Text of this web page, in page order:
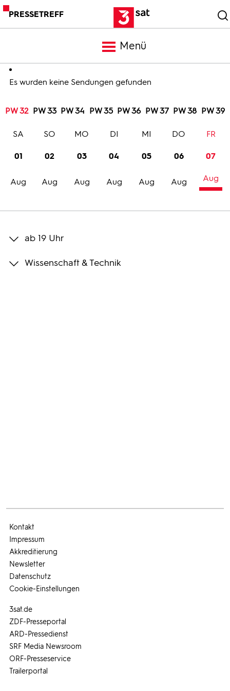
PRESSETREFF
Menü
Meldungen
Programm
Trailer
Bilder
Es wurden keine Sendungen gefunden
PW 32 PW 33 PW 34 PW 35 PW 36 PW 37 PW 38 PW 39
01
Aug
SA
02
Aug
SO
03
Aug
MO
04
Aug
DI
05
Aug
MI
06
Aug
DO
07
Aug
FR
ab 19 Uhr
Wissenschaft & Technik
3sat.de
ZDF-Presseportal
ARD-Pressedienst
SRF Media Newsroom
ORF-Presseservice
Trailerportal
Kontakt
Impressum
Akkreditierung
Newsletter
Datenschutz
Cookie-Einstellungen